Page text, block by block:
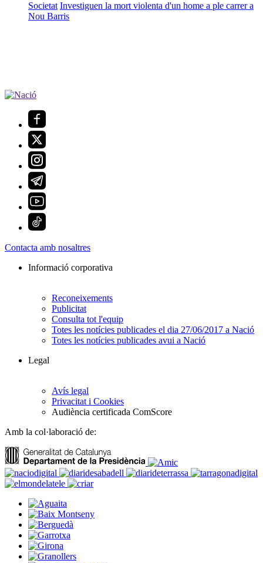
Societat Investiguen la mort violenta d'un home a ple carrer a
Nou Barris
Contacta amb nosaltres
Informació corporativa
Reconeixements
Publicitat
Consulta tot l'equip
Totes les notícies publicades el dia 27/06/2017 a Nació
Totes les notícies publicades avui a Nació
Legal
Avís legal
Privacitat i Cookies
Audiència certificada ComScore
Amb la col·laboració de: